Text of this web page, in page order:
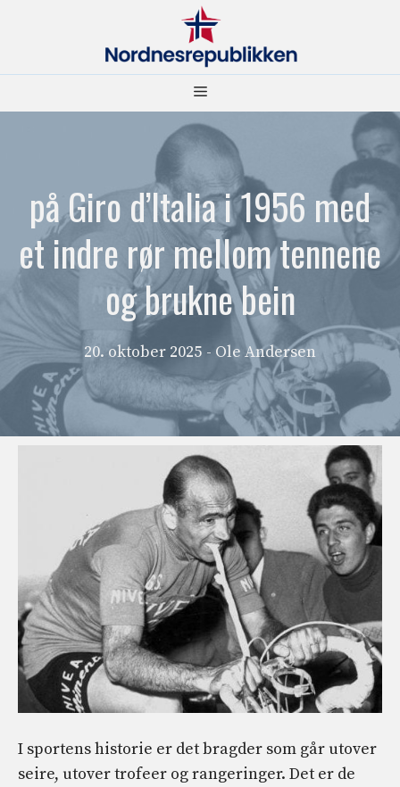
Meny
på Giro d’Italia i 1956 med
et indre rør mellom tennene
og brukne bein
20. oktober 2025 - Ole Andersen
I sportens historie er det bragder som går utover
seire, utover trofeer og rangeringer. Det er de